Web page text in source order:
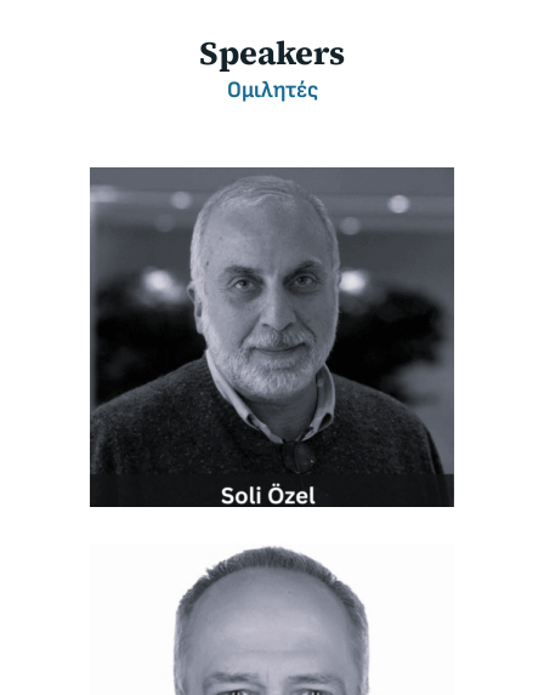
Speakers
Ομιλητές